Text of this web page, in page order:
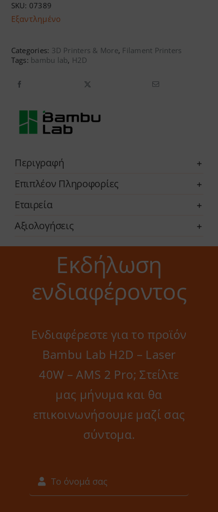
SKU: 07389
Εξαντλημένο
Categories: 3D Printers & More, Filament Printers
Tags: bambu lab, H2D
Περιγραφή
Επιπλέον Πληροφορίες
Εταιρεία
Αξιολογήσεις
Εκδήλωση
ενδιαφέροντος
Ενδιαφέρεστε για το προϊόν
Bambu Lab H2D – Laser
40W – AMS 2 Pro; Στείλτε
μας μήνυμα και θα
επικοινωνήσουμε μαζί σας
σύντομα.